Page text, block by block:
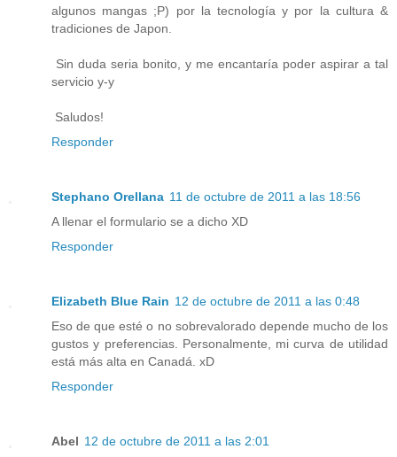
algunos mangas ;P) por la tecnología y por la cultura &
tradiciones de Japon.
Sin duda seria bonito, y me encantaría poder aspirar a tal
servicio y-y
Saludos!
Responder
Stephano Orellana 11 de octubre de 2011 a las 18:56
A llenar el formulario se a dicho XD
Responder
Elizabeth Blue Rain 12 de octubre de 2011 a las 0:48
Eso de que esté o no sobrevalorado depende mucho de los
gustos y preferencias. Personalmente, mi curva de utilidad
está más alta en Canadá. xD
Responder
Abel 12 de octubre de 2011 a las 2:01